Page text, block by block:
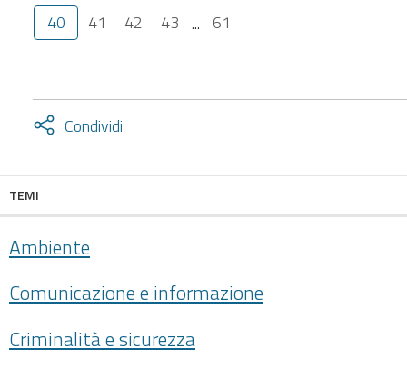
40
41 42 43 ... 61
Condividi
Attiva
TEMI
Ambiente
Comunicazione e informazione
Criminalità e sicurezza